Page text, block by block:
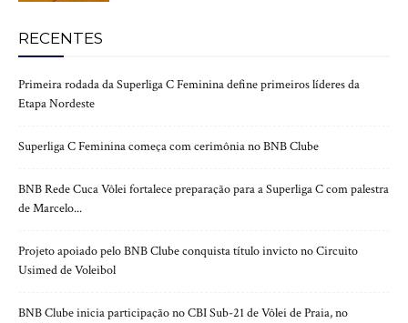
RECENTES
Primeira rodada da Superliga C Feminina define primeiros líderes da
Etapa Nordeste
Superliga C Feminina começa com cerimônia no BNB Clube
BNB Rede Cuca Vôlei fortalece preparação para a Superliga C com palestra
de Marcelo...
Projeto apoiado pelo BNB Clube conquista título invicto no Circuito
Usimed de Voleibol
BNB Clube inicia participação no CBI Sub-21 de Vôlei de Praia, no